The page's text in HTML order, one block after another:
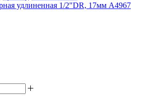
удлиненная 1/2"DR, 17мм A4967